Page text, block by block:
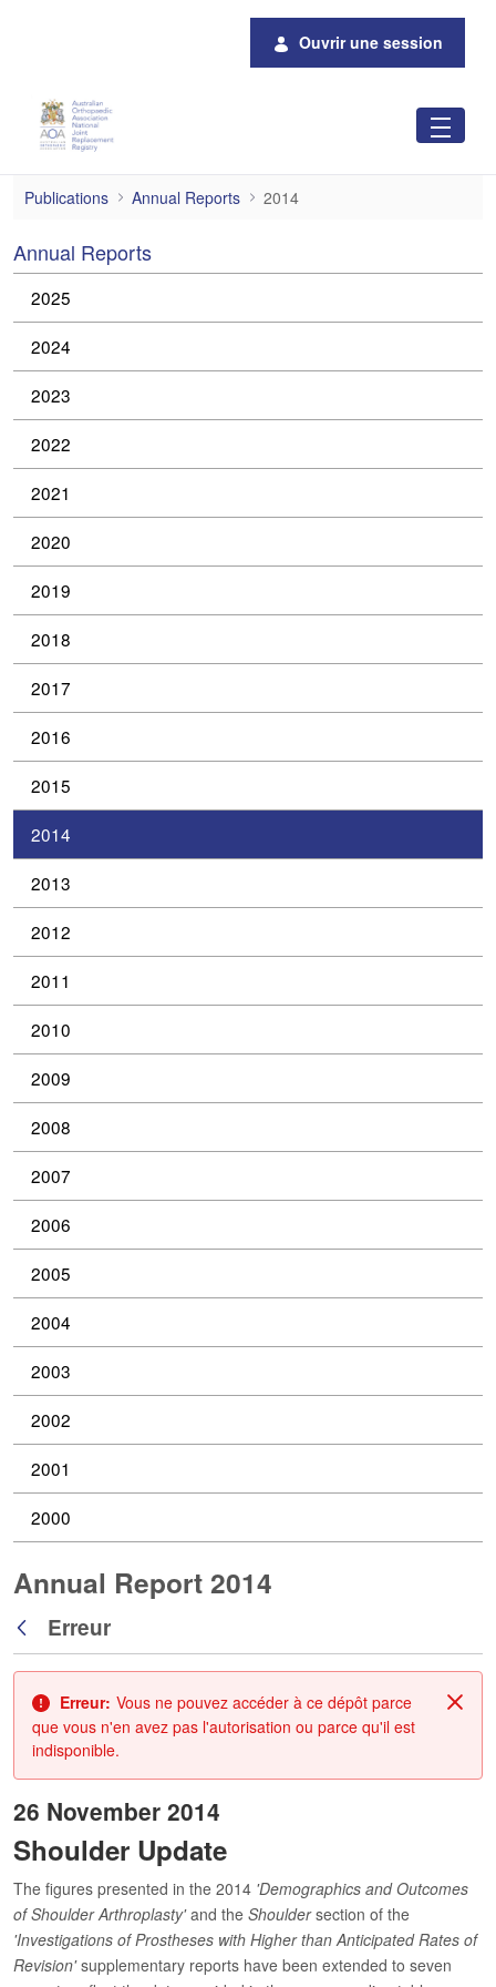
Ouvrir une session
2014
Publications Annual Reports 2014
Annual Reports
2025
2024
2023
2022
2021
2020
2019
2018
2017
2016
2015
2014
2013
2012
2011
2010
2009
2008
2007
2006
2005
2004
2003
2002
2001
2000
Annual Report 2014
Retour
Erreur
Fin
Erreur: Vous ne pouvez accéder à ce dépôt parce
que vous n'en avez pas l'autorisation ou parce qu'il est
indisponible.
26 November 2014
Shoulder Update
The figures presented in the 2014 'Demographics and Outcomes
of Shoulder Arthroplasty'and the Shouldersection of the
'Investigations of Prostheses with Higher than Anticipated Rates of
Revision'supplementary reports have been extended to seven